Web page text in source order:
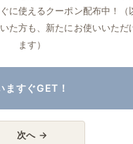
Mag」では、
のコツなど、
テリアに熱中する
に使えるクーポン配布中！（
た方も、新たにお使いいただ
ます）
ますぐGET！
次へ →